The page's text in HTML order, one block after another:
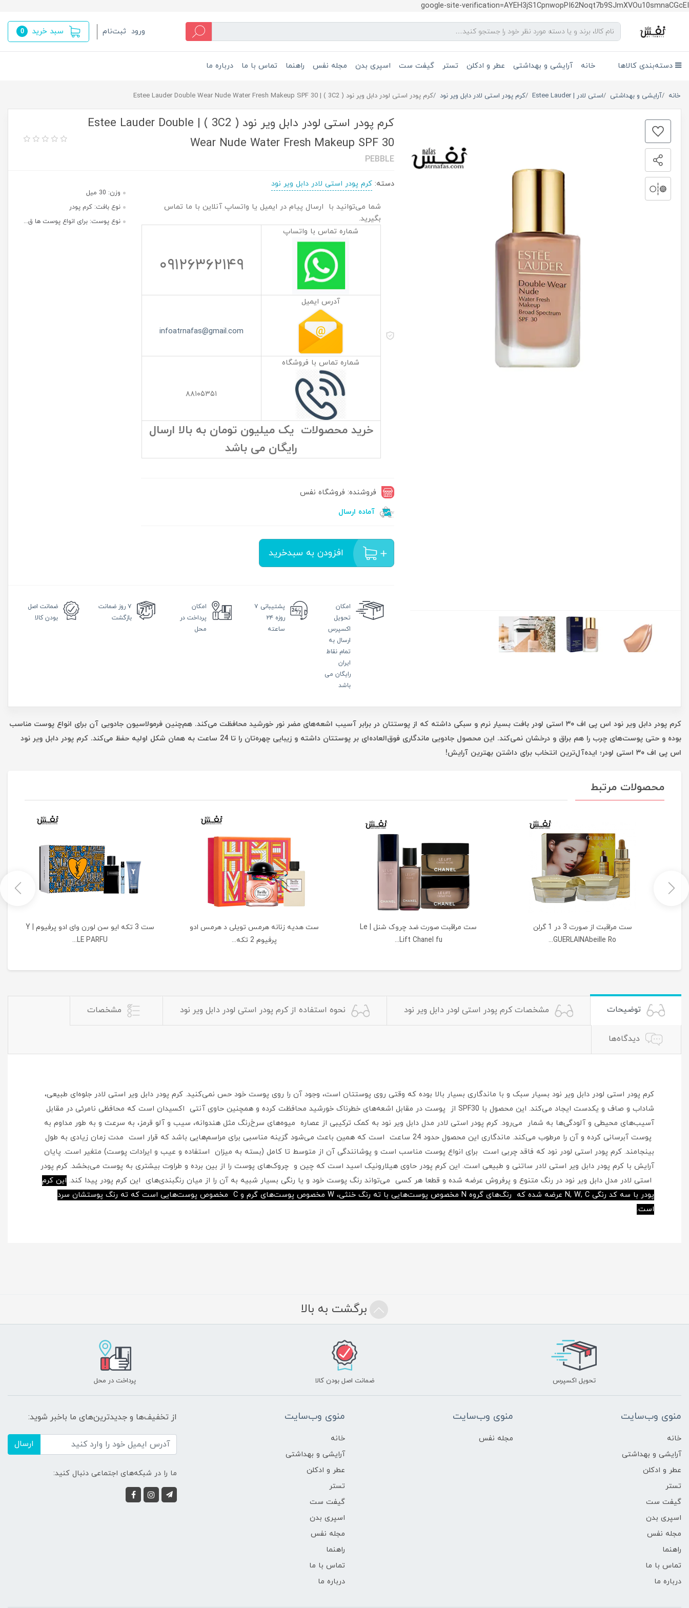
google-site-verification=AYEH3jS1CpnwopPI62Noqt7b9SJmXVOu10smnaCGcEI
ورود ثبت‌نام سبد خرید 0
دسته‌بندی کالاها خانه آرایشی و بهداشتی عطر و ادکلن تستر گیفت ست اسپری بدن مجله نفس راهنما تماس با ما درباره ما
خانه آرایشی و بهداشتی استی لادر | Estee Lauder کرم پودر استی لادر دابل ویر نود کرم پودر استی لودر دابل ویر نود ( 3C2 ) | Estee Lauder Double Wear Nude Water Fresh Makeup SPF 30
کرم پودر استی لودر دابل ویر نود ( 3C2 ) | Estee Lauder Double
Wear Nude Water Fresh Makeup SPF 30
PEBBLE
دسته:کرم پودر استی لادر دابل ویر نود
شما می‌توانید با ارسال پیام در ایمیل یا واتساپ آنلاین با ما تماس
بگیرید.
شماره تماس با واتساپ
۰۹۱۲۶۳۶۲۱۴۹
آدرس ایمیل
infoatrnafas@gmail.com
شماره تماس با فروشگاه
۸۸۱۰۵۳۵۱
خرید محصولات یک میلیون تومان به بالا ارسال
رایگان می باشد
فروشنده: فروشگاه نفس
آماده ارسال
افزودن به سبدخرید
وزن: 30 میل
نوع بافت: کرم پودر
نوع پوست: برای انواع پوست ها ق...
امکان
تحویل
اکسپرس
ارسال به
تمام نقاط
ایران
رایگان می
باشد
پشتیبانی ۷
روزه ۲۴
ساعته
امکان
پرداخت در
محل
۷ روز
ضمانت
بازگشت
ضمانت اصل
بودن کالا
کرم پودر دابل ویر نود اس پی اف ۳۰ استی لودر بافت بسیار نرم و سبکی داشته که از پوستتان در برابر آسیب اشعه‌های مضر نور خورشید محافظت می‌کند. هم‌چنین فرمولاسیون جادویی آن برای انواع پوست مناسب
بوده و حتی پوست‌های چرب را هم براق و درخشان نمی‌کند. این محصول جادویی ماندگاری فوق‌العاده‌ای بر پوستتان داشته و زیبایی چهره‌تان را تا 24 ساعت به همان شکل اولیه حفظ می‌کند. کرم پودر دابل ویر نود
اس پی اف ۳۰ استی لودر؛ ایده‌آل‌ترین انتخاب برای داشتن بهترین آرایش!
محصولات مرتبط
ست مراقبت از صورت 3 در 1 گرلن
GUERLAINAbeille Ro...
ست مراقبت صورت ضد چروک شنل | Le
Lift Chanel fu...
ست هدیه زنانه هرمس تویلی د هرمس ادو
پرفیوم 2 تکه...
ست 3 تکه ایو سن لورن وای ادو پرفیوم | Y
LE PARFU...
توضیحات مشخصات کرم پودر استی لودر دابل ویر نود نحوه استفاده از کرم پودر استی لودر دابل ویر نود مشخصات
دیدگاه‌ها
کرم پودر استی لودر دابل ویر نود بسیار سبک و با ماندگاری بسیار بالا بوده که وقتی روی پوستتان است، وجود آن را روی پوست خود حس نمی‌کنید. کرم پودر دابل ویر استی لادر جلوه‌ای طبیعی،
شاداب و صاف و یکدست ایجاد می‌کند. این محصول با SPF30 از پوست در مقابل اشعه‌های خطرناک خورشید محافظت کرده و همچنین حاوی آنتی اکسیدان است که محافظی نامرئی در مقابل
آسیب‌های محیطی و آلودگی‌ها به شمار می‌رود. کرم پودر استی لادر مدل دابل ویر نود به کمک ترکیبی از عصاره میوه‌های سرخ‌رنگ مثل هندوانه، سیب و آلو قرمز، به سرعت و به طور مداوم به
پوست آبرسانی کرده و آن را مرطوب می‌کند. ماندگاری این محصول حدود 24 ساعت است که همین باعث می‌شود گزینه مناسبی برای مراسم‌هایی باشد که قرار است مدت زمان زیادی به طول
بینجامند. کرم پودر استی لودر نود که فاقد چربی است برای انواع پوست مناسب است و پوشانندگی آن از متوسط تا کامل (بسته به میزان استفاده و عیب و ایرادات پوست) متغیر است. پایان
آرایش با کرم پودر دابل ویر استی لادر ساتنی و طبیعی است. این کرم پودر حاوی هیلارونیک اسید است که چین و چروک‌های پوست را از بین برده و طراوت بیشتری به پوست می‌بخشد. کرم پودر
استی لادر مدل دابل ویر نود در رنگ متنوع و پرفروش عرضه شده و قطعا هر کسی می‌تواند رنگ پوست خود و یا رنگی بسیار شبیه به آن را از میان رنگبندی‌های این کرم پودر پیدا کند. این کرم
پودر با سه کد رنگی N, W, C عرضه شده که رنگ‌های گروه N مخصوص پوست‌هایی با ته رنگ خنثی، W مخصوص پوست‌های گرم و C مخصوص پوست‌هایی است که ته رنگ پوستشان سرد
است.
برگشت به بالا
تحویل اکسپرس ضمانت اصل بودن کالا پرداخت در محل
منوی وب‌سایت
خانه
آرایشی و بهداشتی
عطر و ادکلن
تستر
گیفت ست
اسپری بدن
مجله نفس
راهنما
تماس با ما
درباره ما
منوی وب‌سایت
مجله نفس
منوی وب‌سایت
خانه
آرایشی و بهداشتی
عطر و ادکلن
تستر
گیفت ست
اسپری بدن
مجله نفس
راهنما
تماس با ما
درباره ما
از تخفیف‌ها و جدیدترین‌های ما باخبر شوید:
ارسال
ما را در شبکه‌های اجتماعی دنبال کنید: